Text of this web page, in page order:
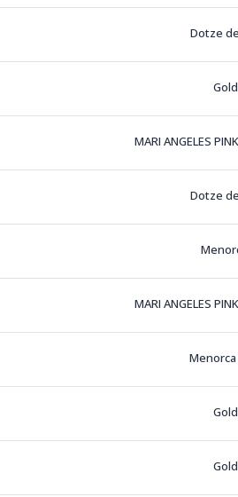
Dotze
MARI ANGELES
Dotze
MARI ANGELES